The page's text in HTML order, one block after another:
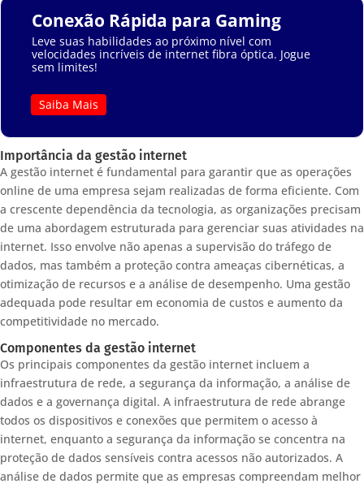
Conexão Rápida para Gaming
Leve suas habilidades ao próximo nível com
velocidades incríveis de internet fibra óptica. Jogue
sem limites!
Saiba Mais
Importância da gestão internet
A gestão internet é fundamental para garantir que as operações
online de uma empresa sejam realizadas de forma eficiente. Com
a crescente dependência da tecnologia, as organizações precisam
de uma abordagem estruturada para gerenciar suas atividades na
internet. Isso envolve não apenas a supervisão do tráfego de
dados, mas também a proteção contra ameaças cibernéticas, a
otimização de recursos e a análise de desempenho. Uma gestão
adequada pode resultar em economia de custos e aumento da
competitividade no mercado.
Componentes da gestão internet
Os principais componentes da gestão internet incluem a
infraestrutura de rede, a segurança da informação, a análise de
dados e a governança digital. A infraestrutura de rede abrange
todos os dispositivos e conexões que permitem o acesso à
internet, enquanto a segurança da informação se concentra na
proteção de dados sensíveis contra acessos não autorizados. A
análise de dados permite que as empresas compreendam melhor